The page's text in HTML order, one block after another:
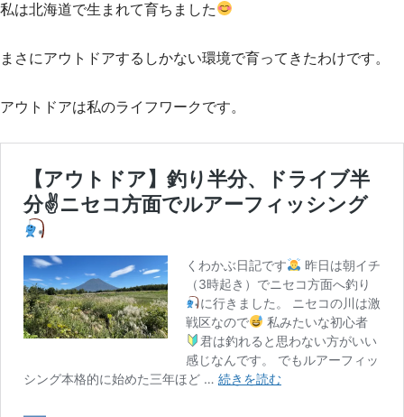
私は北海道で生まれて育ちました
まさにアウトドアするしかない環境で育ってきたわけです。
アウトドアは私のライフワークです。